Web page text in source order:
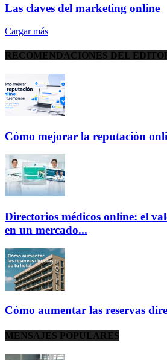
Las claves del marketing online
Cargar más
RECOMENDACIONES DEL
Cómo mejorar la reputación
Directorios médicos online: el
en un mercado...
Cómo aumentar las reservas
MENSAJES POPULARES